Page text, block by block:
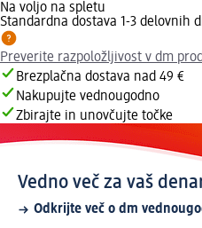
Na voljo na spletu
Standardna dostava 1-3 delovnih
Preverite razpoložljivost v dm
Brezplačna dostava nad 49 €
Nakupujte vednougodno
Zbirajte in unovčujte točke
Vedno več za vaš
Odkrijte več o dm